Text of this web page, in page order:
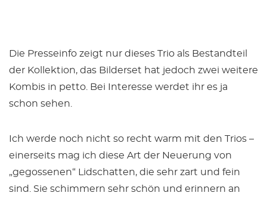
Die Presseinfo zeigt nur dieses Trio als Bestandteil
der Kollektion, das Bilderset hat jedoch zwei weitere
Kombis in petto. Bei Interesse werdet ihr es ja
schon sehen.
Ich werde noch nicht so recht warm mit den Trios –
einerseits mag ich diese Art der Neuerung von
„gegossenen“ Lidschatten, die sehr zart und fein
sind. Sie schimmern sehr schön und erinnern an